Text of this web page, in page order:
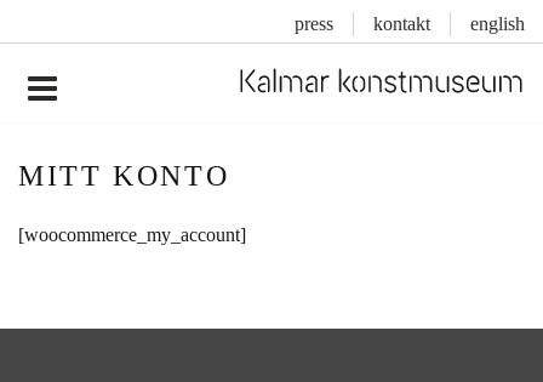
press kontakt english
MITT KONTO
[woocommerce_my_account]